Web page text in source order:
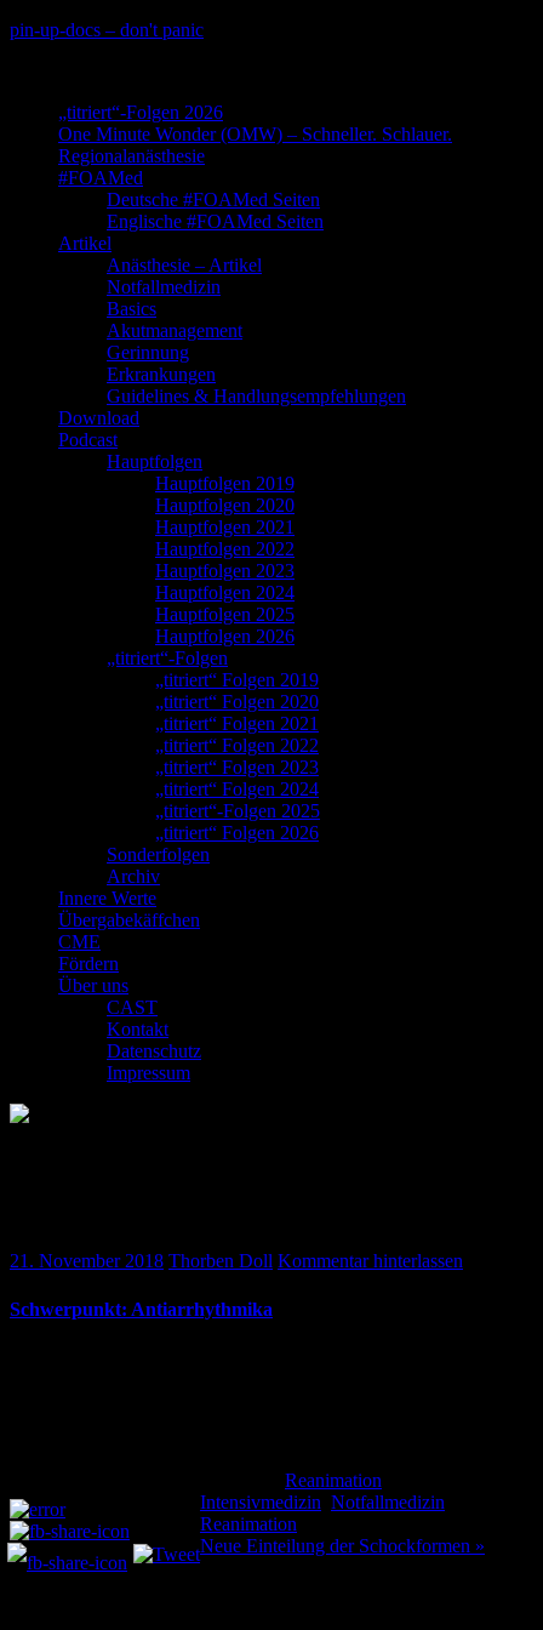
Skip
pin-up-docs – don't panic
„titriert“-Folgen 2026
One Minute Wonder (OMW) – Schneller. Schlauer.
Regionalanästhesie
#FOAMed
Deutsche #FOAMed Seiten
Englische #FOAMed Seiten
Artikel
Anästhesie – Artikel
Notfallmedizin
Basics
Akutmanagement
Gerinnung
Erkrankungen
Guidelines & Handlungsempfehlungen
Download
Podcast
Hauptfolgen
Hauptfolgen 2019
Hauptfolgen 2020
Hauptfolgen 2021
Hauptfolgen 2022
Hauptfolgen 2023
Hauptfolgen 2024
Hauptfolgen 2025
Hauptfolgen 2026
„titriert“-Folgen
„titriert“ Folgen 2019
„titriert“ Folgen 2020
„titriert“ Folgen 2021
„titriert“ Folgen 2022
„titriert“ Folgen 2023
„titriert“ Folgen 2024
„titriert“-Folgen 2025
„titriert“ Folgen 2026
Sonderfolgen
Archiv
Innere Werte
Übergabekäffchen
CME
Fördern
Über uns
CAST
Kontakt
Datenschutz
Impressum
21. November 2018 Thorben Doll Kommentar hinterlassen
Schwerpunkt: Antiarrhythmika
Reanimation
Intensivmedizin Notfallmedizin
Reanimation
BeitragsnavigationNeue Einteilung der Schockformen »